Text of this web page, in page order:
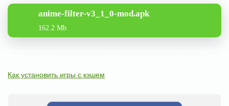
anime-filter-v3_1_0-mod.apk
162.2 Mb
Как установить игры с кэшем